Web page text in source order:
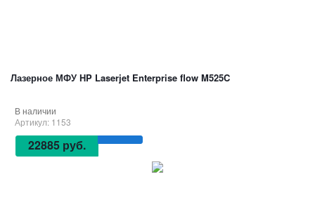
Лазерное МФУ HP Laserjet Enterprise flow M525C
В наличии
Артикул: 1153
22885 руб.